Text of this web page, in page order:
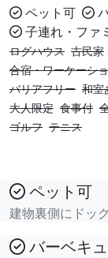
ペット可
子連れ・ファ
ログハウス 古民家
合宿・ワーケーシ
バリアフリー 和室
大人限定 食事付
ゴルフ テニス
ペット可
建物裏側にドッ
バーベキ